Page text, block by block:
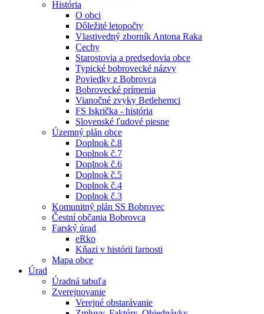
História
O obci
Dôležité letopočty
Vlastivedný zborník Antona Raka
Cechy
Starostovia a predsedovia obce
Typické bobrovecké názvy
Poviedky z Bobrovca
Bobrovecké prímenia
Vianočné zvyky Betlehemci
FS Iskrička - história
Slovenské ľudové piesne
Územný plán obce
Doplnok č.8
Doplnok č.7
Doplnok č.6
Doplnok č.5
Doplnok č.4
Doplnok č.3
Komunitný plán SS Bobrovec
Čestní občania Bobrovca
Farský úrad
eRko
Kňazi v histórii farnosti
Mapa obce
Úrad
Úradná tabuľa
Zverejnovanie
Verejné obstarávanie